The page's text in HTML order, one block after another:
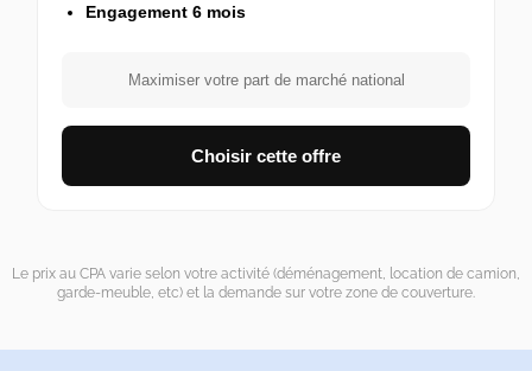
Engagement 6 mois
Maximiser votre part de marché national
Choisir cette offre
Le prix au CPA varie selon votre activité (déménagement, location de camion,
garde-meuble, etc) et la demande sur votre zone de couverture.